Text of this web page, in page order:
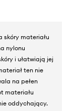
skóry materiału
nylonu
i ułatwiają jej
ten nie
na pełen
materiału
oddychający.